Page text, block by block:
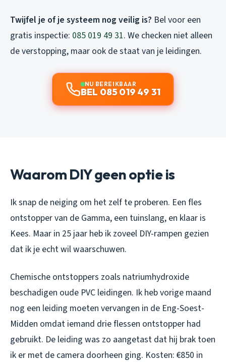
Twijfel je of je systeem nog veilig is? Bel voor een
gratis inspectie: 085 019 49 31. We checken niet alleen
de verstopping, maar ook de staat van je leidingen.
NU BEREIKBAAR
BEL 085 019 49 31
Waarom DIY geen optie is
Ik snap de neiging om het zelf te proberen. Een fles
ontstopper van de Gamma, een tuinslang, en klaar is
Kees. Maar in 25 jaar heb ik zoveel DIY-rampen gezien
dat ik je echt wil waarschuwen.
Chemische ontstoppers zoals natriumhydroxide
beschadigen oude PVC leidingen. Ik heb vorige maand
nog een leiding moeten vervangen in de Eng-Soest-
Midden omdat iemand drie flessen ontstopper had
gebruikt. De leiding was zo aangetast dat hij brak toen
ik er met de camera doorheen ging. Kosten: €850 in